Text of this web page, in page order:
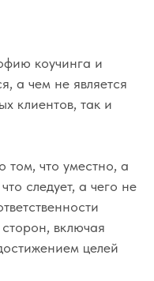
коучинга и
а чем не является
клиентов, так и
том, что уместно, а
следует, а чего не
включая
целей